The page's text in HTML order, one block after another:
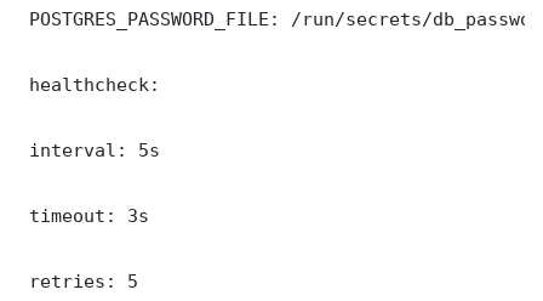
POSTGRES_PASSWORD_FILE: /run/secrets/
healthcheck:
interval: 5s
timeout: 3s
retries: 5